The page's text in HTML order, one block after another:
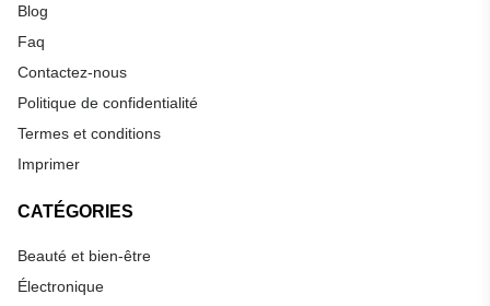
Blog
Faq
Contactez-nous
Politique de confidentialité
Termes et conditions
Imprimer
CATÉGORIES
Beauté et bien-être
Électronique